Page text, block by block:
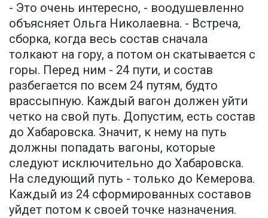
- Это очень интересно, - воодушевленно
объясняет Ольга Николаевна. - Встреча,
сборка, когда весь состав сначала
толкают на гору, а потом он скатывается с
горы. Перед ним - 24 пути, и состав
разбегается по всем 24 путям, будто
врассыпную. Каждый вагон должен уйти
четко на свой путь. Допустим, есть состав
до Хабаровска. Значит, к нему на путь
должны попадать вагоны, которые
следуют исключительно до Хабаровска.
На следующий путь - только до Кемерова.
Каждый из 24 сформированных составов
уйдет потом к своей точке назначения.